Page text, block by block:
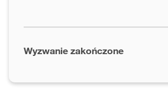
Wyzwanie zakończone